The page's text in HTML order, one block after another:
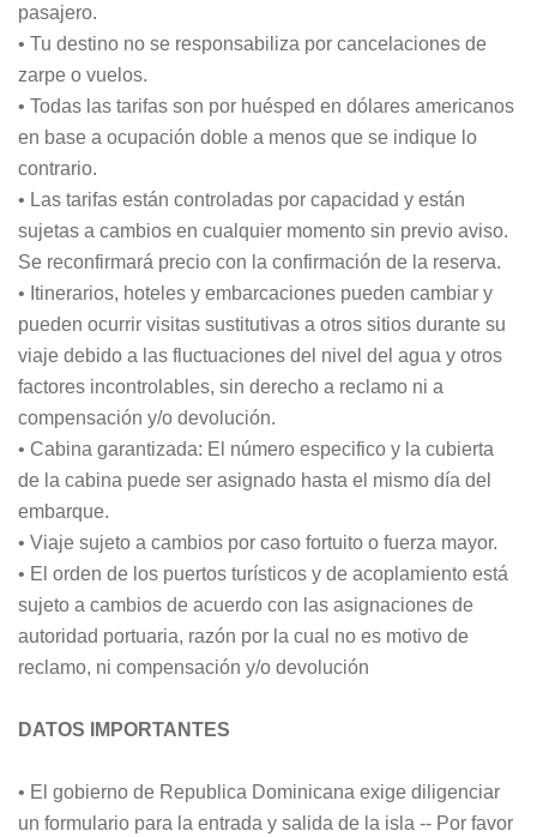
pasajero.
• Tu destino no se responsabiliza por cancelaciones de
zarpe o vuelos.
• Todas las tarifas son por huésped en dólares americanos
en base a ocupación doble a menos que se indique lo
contrario.
• Las tarifas están controladas por capacidad y están
sujetas a cambios en cualquier momento sin previo aviso.
Se reconfirmará precio con la confirmación de la reserva.
• Itinerarios, hoteles y embarcaciones pueden cambiar y
pueden ocurrir visitas sustitutivas a otros sitios durante su
viaje debido a las fluctuaciones del nivel del agua y otros
factores incontrolables, sin derecho a reclamo ni a
compensación y/o devolución.
• Cabina garantizada: El número especifico y la cubierta
de la cabina puede ser asignado hasta el mismo día del
embarque.
• Viaje sujeto a cambios por caso fortuito o fuerza mayor.
• El orden de los puertos turísticos y de acoplamiento está
sujeto a cambios de acuerdo con las asignaciones de
autoridad portuaria, razón por la cual no es motivo de
reclamo, ni compensación y/o devolución
DATOS IMPORTANTES
• El gobierno de Republica Dominicana exige diligenciar
un formulario para la entrada y salida de la isla -- Por favor